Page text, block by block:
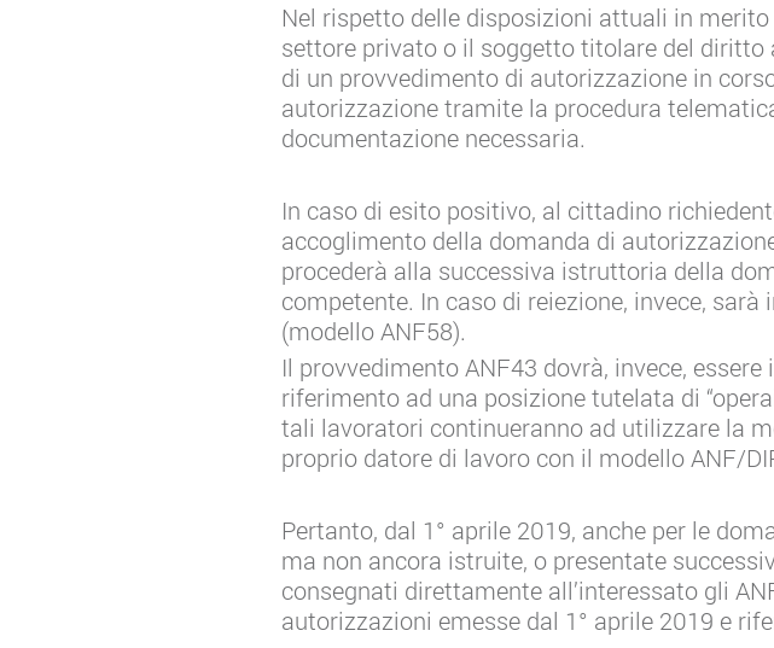
Nel rispetto delle disposizioni attuali in
settore privato o il soggetto titolare del diritto
di un provvedimento di autorizzazione in
autorizzazione tramite la procedura
documentazione necessaria.
In caso di esito positivo, al cittadino
accoglimento della domanda di
procederà alla successiva istruttoria della
competente. In caso di reiezione, invece,
(modello ANF58).
Il provvedimento ANF43 dovrà, invece,
riferimento ad una posizione tutelata di
tali lavoratori continueranno ad utilizzare la
proprio datore di lavoro con il modello ANF/
Pertanto, dal 1° aprile 2019, anche per le
ma non ancora istruite, o presentate
consegnati direttamente all’interessato gli
autorizzazioni emesse dal 1° aprile 2019 e